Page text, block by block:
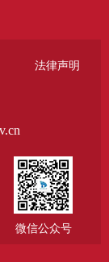
法律声明
微信公众号